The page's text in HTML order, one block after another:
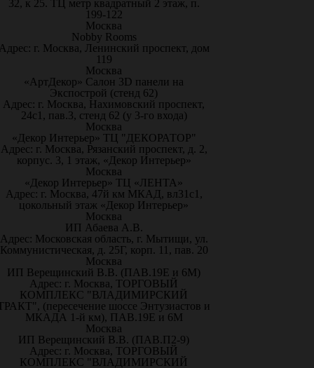
32, к 25. ТЦ метр квадратный 2 этаж, п.
199-122
Москва
Nobby Rooms
г. Москва, Ленинский проспект, дом
119
Москва
«АртДекор» Салон 3D панели на
Экспострой (стенд 62)
Адрес: г. Москва, Нахимовский проспект,
24с1, пав.3, стенд 62 (у 3-го входа)
Москва
«Декор Интерьер» ТЦ "ДЕКОРАТОР"
Адрес: г. Москва, Рязанский проспект, д. 2,
корпус. 3, 1 этаж, «Декор Интерьер»
Москва
«Декор Интерьер» ТЦ «ЛЕНТА»
Адрес: г. Москва, 47й км МКАД, вл31с1,
цокольный этаж «Декор Интерьер»
Москва
ИП Абаева А.В.
Адрес: Московская область, г. Мытищи, ул.
Коммунистическая, д. 25Г, корп. 11, пав. 20
Москва
ИП Верещинский В.В. (ПАВ.19Е и 6М)
Адрес: г. Москва, ТОРГОВЫЙ
КОМПЛЕКС "ВЛАДИМИРСКИЙ
(пересечение шоссе Энтузиастов и
МКАДА 1-й км), ПАВ.19Е и 6М
Москва
ИП Верещинский В.В. (ПАВ.П2-9)
Адрес: г. Москва, ТОРГОВЫЙ
КОМПЛЕКС "ВЛАДИМИРСКИЙ